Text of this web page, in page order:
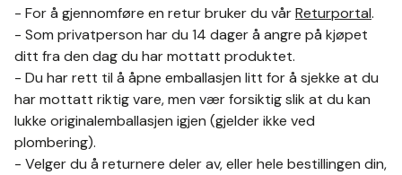
- For å gjennomføre en retur bruker du vårReturportal.
- Som privatperson har du 14 dager å angre på kjøpet
ditt fra den dag du har mottatt produktet.
- Du har rett til å åpne emballasjen litt for å sjekke at du
har mottatt riktig vare, men vær forsiktig slik at du kan
lukke originalemballasjen igjen (gjelder ikke ved
plombering).
- Velger du å returnere deler av, eller hele bestillingen din,